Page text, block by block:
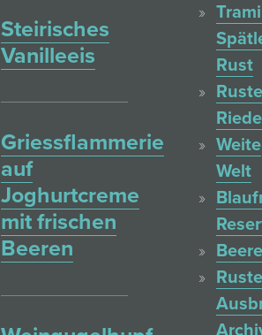
Steirisches
Vanilleeis
Griessflammerie
auf
Joghurtcreme
mit frischen
Beeren
Rust
Weite
Welt